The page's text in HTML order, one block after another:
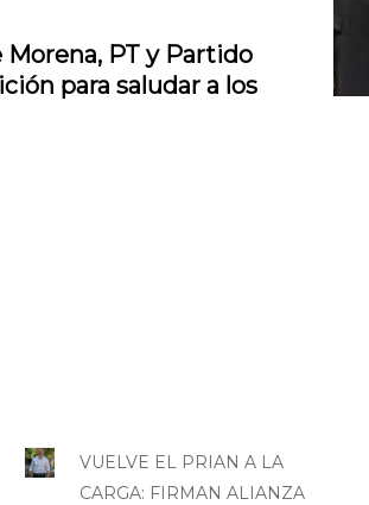
PT y Partido
para saludar a los
VUELVE EL PRIAN A LA
CARGA: FIRMAN ALIANZA